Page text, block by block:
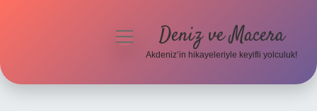
menüyü Deniz ve Macera
Akdeniz’in hikayeleriyle keyifli yolculuk!